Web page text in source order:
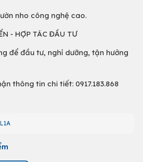
nho công nghệ cao.
- HỢP TÁC ĐẦU TƯ
để đầu tư, nghỉ dưỡng, tận hưởng
thông tin chi tiết: 0917.183.868